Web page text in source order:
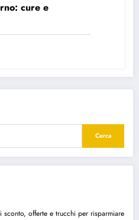
cure e
Cerca
offerte e trucchi per risparmiare